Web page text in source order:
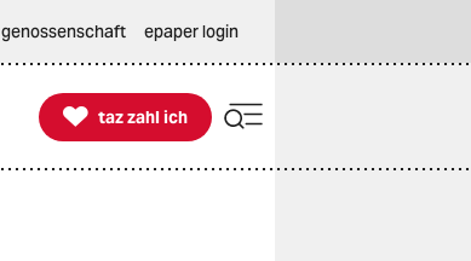
genossenschaft epaper login

taz zahl ich
taz zahl ich